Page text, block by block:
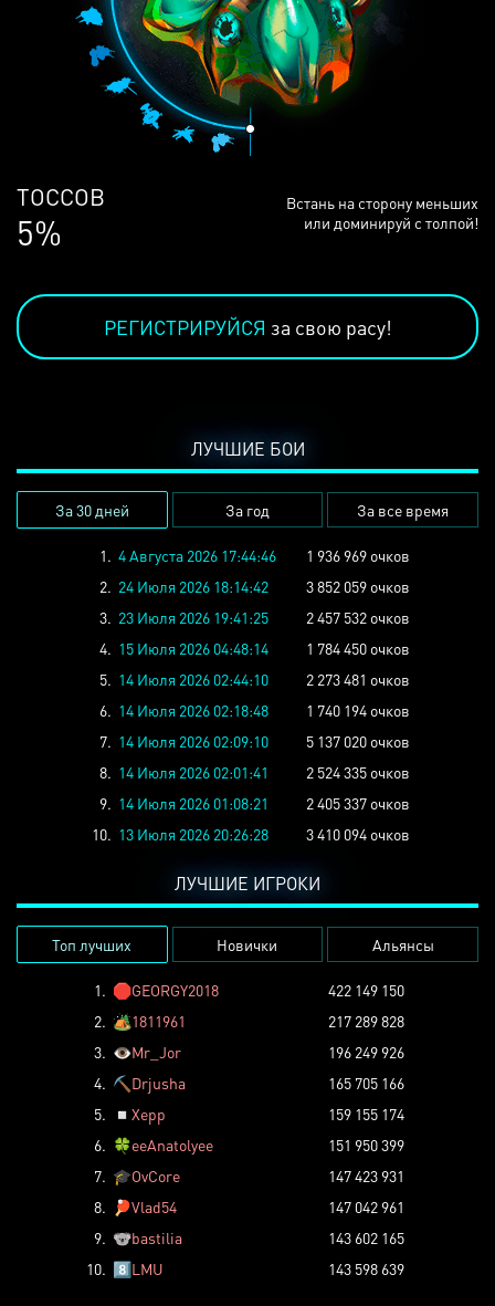
ЛЮДЕЙ
68%
Встань на сторону меньших
или доминируй с толпой!
РЕГИСТРИРУЙСЯ за свою расу!
ЛУЧШИЕ БОИ
За 30 дней За год За все время
1. 4 Августа 2026 17:44:46
1 936 969 очков
2. 24 Июля 2026 18:14:42
3 852 059 очков
3. 23 Июля 2026 19:41:25
2 457 532 очков
4. 15 Июля 2026 04:48:14
1 784 450 очков
5. 14 Июля 2026 02:44:10
2 273 481 очков
6. 14 Июля 2026 02:18:48
1 740 194 очков
7. 14 Июля 2026 02:09:10
5 137 020 очков
8. 14 Июля 2026 02:01:41
2 524 335 очков
9. 14 Июля 2026 01:08:21
2 405 337 очков
10. 13 Июля 2026 20:26:28 3 410 094 очков
ЛУЧШИЕ ИГРОКИ
Топ лучших Новички Альянсы
1. 🛑GEORGY2018
422 149 150
2. 🏕️1811961
217 289 828
3. 👁️Mr_Jor
196 249 926
4. ⛏️ Drjusha
165 705 166
5.
◽ Xepp
159 155 174
6. 🍀eeAnatolyee
151 950 399
7. 🎓OvCore
147 423 931
8.
🏓Vlad54
147 042 961
9. 🐨bastilia
143 602 165
10. 8️⃣LMU 143 598 639